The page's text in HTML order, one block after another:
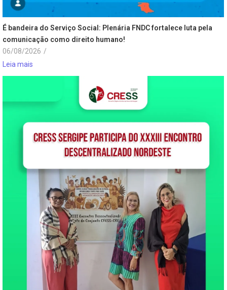
É bandeira do Serviço Social: Plenária FNDC fortalece luta pela
comunicação como direito humano!
06/08/2026 /
Leia mais